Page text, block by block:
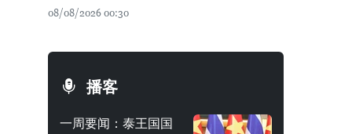
08/08/2026 00:30
播客
一周要闻：泰王国国